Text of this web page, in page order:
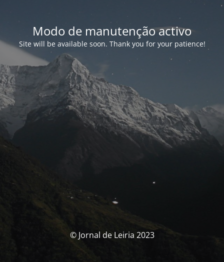
Modo de manutenção activo
Site will be available soon. Thank you for your patience!
© Jornal de Leiria 2023